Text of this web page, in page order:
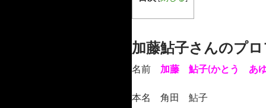
加藤鮎子さんのプ
名前 加藤 鮎子(かとう あ
本名 角田 鮎子